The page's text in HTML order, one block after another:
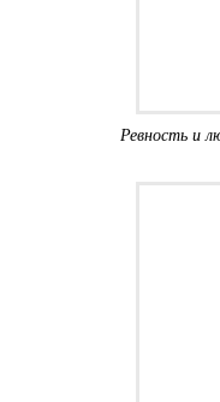
Ревность и